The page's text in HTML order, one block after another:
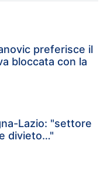
preferisce il
bloccata con la
Lazio: "settore
divieto…"